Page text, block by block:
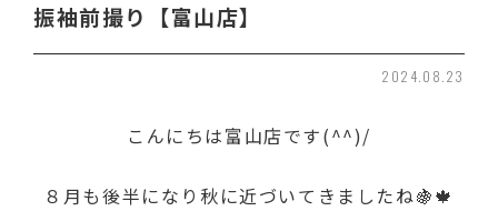
振袖前撮り【富山店】
2024.08.23
こんにちは富山店です(^^)/
８月も後半になり秋に近づいてきましたね🍇🍁